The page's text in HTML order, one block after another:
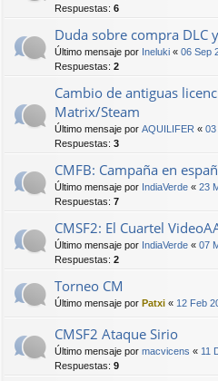
Respuestas: 6
Duda sobre compra DLC
Último mensaje por Ineluki « 06 Sep
Respuestas: 2
Cambio de antiguas
Matrix/Steam
Último mensaje por AQUILIFER « 03
Respuestas: 3
CMFB: Campaña en
Último mensaje por IndiaVerde « 23
Respuestas: 7
CMSF2: El Cuartel
Último mensaje por IndiaVerde « 07
Respuestas: 2
Torneo CM
Último mensaje por Patxi « 12 Feb
CMSF2 Ataque Sirio
Último mensaje por macvicens « 11
Respuestas: 9